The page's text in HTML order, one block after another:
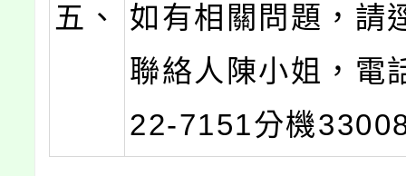
五、
如有相關問題，請
聯絡人陳小姐，電
22-7151分機